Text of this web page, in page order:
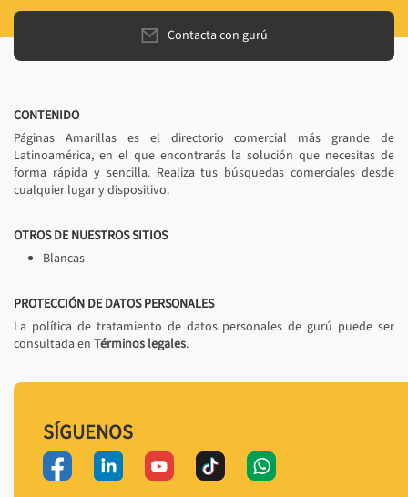
Contacta con gurú
CONTENIDO
Páginas Amarillas es el directorio comercial más grande de
Latinoamérica, en el que encontrarás la solución que necesitas de
forma rápida y sencilla. Realiza tus búsquedas comerciales desde
cualquier lugar y dispositivo.
OTROS DE NUESTROS SITIOS
Blancas
PROTECCIÓN DE DATOS PERSONALES
La política de tratamiento de datos personales de gurú puede ser
consultada en Términos legales.
SÍGUENOS